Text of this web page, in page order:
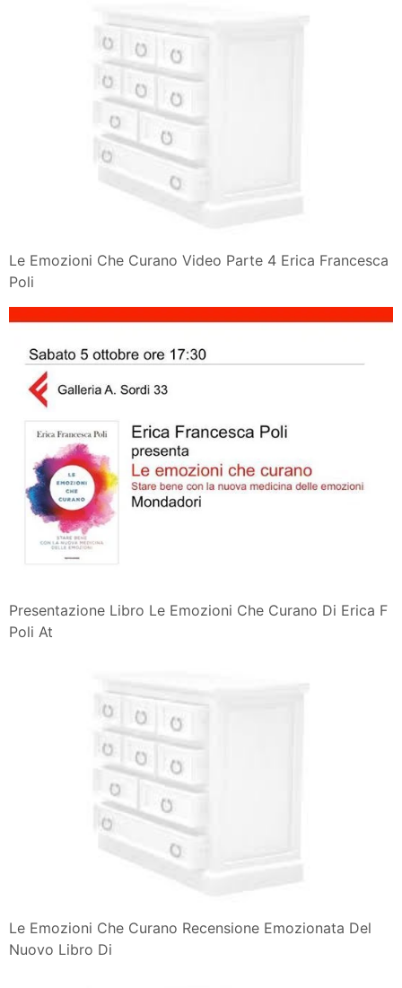
Le Emozioni Che Curano Video Parte 4 Erica Francesca
Poli
Presentazione Libro Le Emozioni Che Curano Di Erica F
Poli At
Le Emozioni Che Curano Recensione Emozionata Del
Nuovo Libro Di